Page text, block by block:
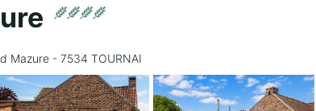
Mazure - 7534 TOURNAI